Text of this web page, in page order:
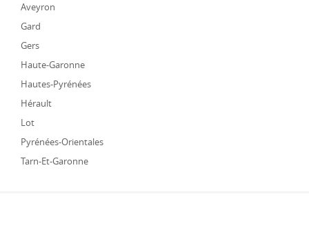
Aveyron
Gard
Gers
Haute-Garonne
Hautes-Pyrénées
Hérault
Lot
Pyrénées-Orientales
Tarn-Et-Garonne